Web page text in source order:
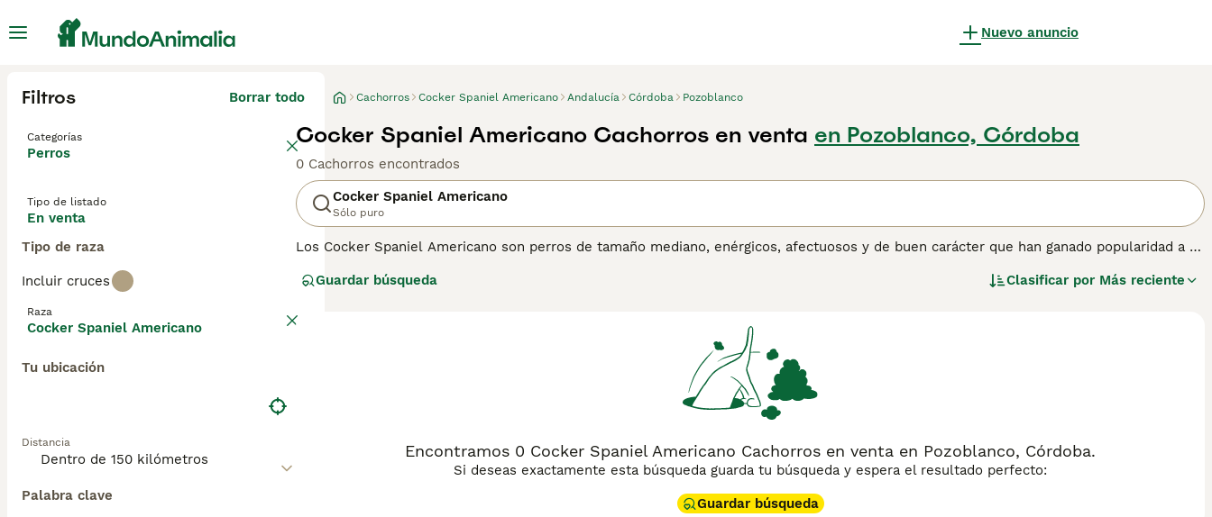
Nuevo anuncio
Filtros Borrar todo
Categorías
Perros
Tipo de listado
En venta
Tipo de raza
Incluir cruces
Raza
Cocker Spaniel Americano
Tu ubicación
Distancia
Palabra clave
Cachorros Cocker Spaniel Americano Andalucía Córdoba Pozoblanco
Cocker Spaniel Americano Cachorros en venta en Pozoblanco, Córdoba
0 Cachorros encontrados
Cocker Spaniel Americano
Sólo puro
Los Cocker Spaniel Americano son perros de tamaño mediano, enérgicos, afectuosos y de buen carácter que han ganado popularidad a lo
originalmente como perros de caza. Los Cocker Spaniel Americano son una buena opción para familias con niños por su personalidad
página de consejos de compra de Cocker Spaniel Americano
Guardar búsqueda Clasificar por Más reciente
Encontramos 0 Cocker Spaniel Americano Cachorros en venta en Pozoblanco, Córdoba.
Si deseas exactamente esta búsqueda guarda tu búsqueda y espera el resultado perfecto:
Guardar búsqueda